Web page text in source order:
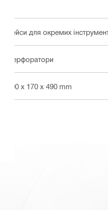
Кейси для окремих
Перфоратори
700 x 170 x 490 mm